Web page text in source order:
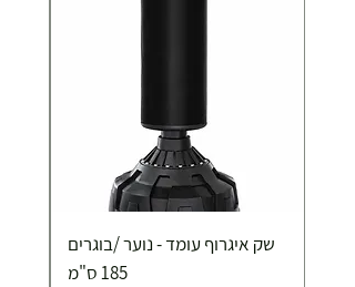
שק איגרוף עומד - נוער /בוגרים
185 ס"מ